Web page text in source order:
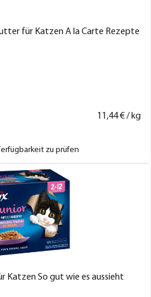
für Katzen A la Carte Rezepte
11,44€ / kg
zu prüfen
Katzen So gut wie es aussieht